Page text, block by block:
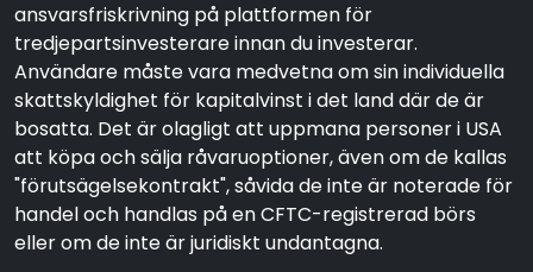
ansvarsfriskrivning på plattformen för
tredjepartsinvesterare innan du investerar.
Användare måste vara medvetna om sin individuella
skattskyldighet för kapitalvinst i det land där de är
bosatta. Det är olagligt att uppmana personer i USA
att köpa och sälja råvaruoptioner, även om de kallas
"förutsägelsekontrakt", såvida de inte är noterade för
handel och handlas på en CFTC-registrerad börs
eller om de inte är juridiskt undantagna.